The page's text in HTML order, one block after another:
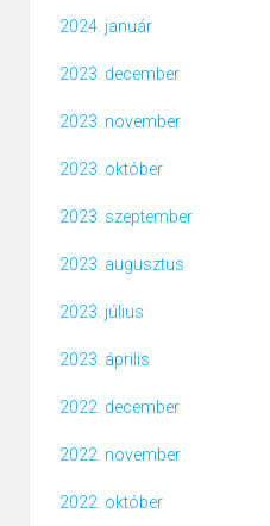
2024. január
2023. december
2023. november
2023. október
2023. szeptember
2023. augusztus
2023. július
2023. április
2022. december
2022. november
2022. október